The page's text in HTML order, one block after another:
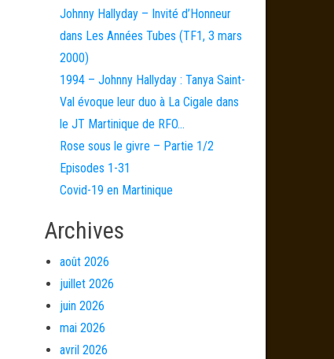
Johnny Hallyday – Invité d’Honneur
dans Les Années Tubes (TF1, 3 mars
2000)
1994 – Johnny Hallyday : Tanya Saint-
Val évoque leur duo à La Cigale dans
le JT Martinique de RFO…
Rose sous le givre – Partie 1/2
Episodes 1-31
Covid-19 en Martinique
Archives
août 2026
juillet 2026
juin 2026
mai 2026
avril 2026